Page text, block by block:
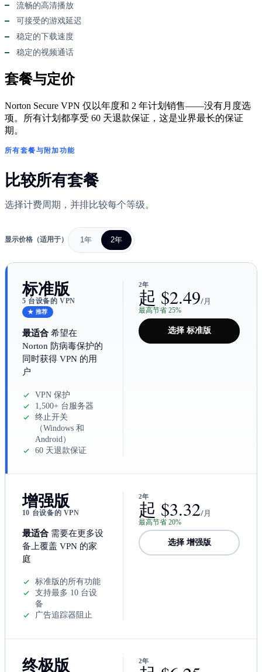
流畅的高清播放
可接受的游戏延迟
稳定的下载速度
稳定的视频通话
套餐与定价
Norton Secure VPN 仅以年度和 2 年计划销售——没有月度选
项。所有计划都享受 60 天退款保证，这是业界最长的保证
期。
所有套餐与附加功能
比较所有套餐
选择计费周期，并排比较每个等级。
显示价格（适用于） 1年 2年
标准版
5 台设备的 VPN
★ 推荐
最适合希望在
Norton 防病毒保护的
同时获得 VPN 的用
户
VPN 保护
1,500+ 台服务器
终止开关
（Windows 和
Android）
60 天退款保证
2年
起 $2.49/月
最高节省 25%
选择 标准版
增强版
10 台设备的 VPN
最适合需要在更多设
备上覆盖 VPN 的家
庭
标准版的所有功能
支持最多 10 台设
备
广告追踪器阻止
2年
起 $3.32/月
最高节省 20%
选择 增强版
终极版 2年